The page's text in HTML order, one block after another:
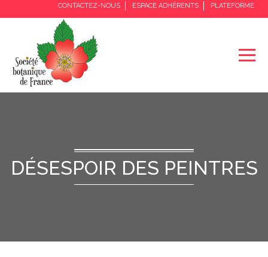
CONTACTEZ-NOUS ESPACE ADHÉRENTS PLATEFORME
DÉSESPOIR DES PEINTRES